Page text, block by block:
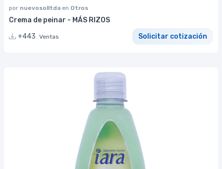
por nuevosolltda en Otros
Crema de peinar - MÁS RIZOS
+443 Ventas Solicitar cotización